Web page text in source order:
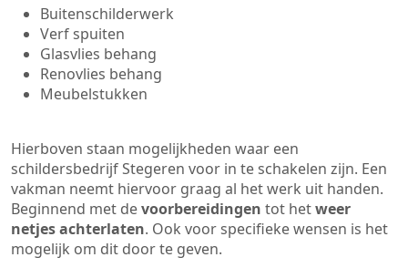
Buitenschilderwerk
Verf spuiten
Glasvlies behang
Renovlies behang
Meubelstukken
Hierboven staan mogelijkheden waar een
schildersbedrijf Stegeren voor in te schakelen zijn. Een
vakman neemt hiervoor graag al het werk uit handen.
Beginnend met devoorbereidingen tot hetweer
netjes achterlaten. Ook voor specifieke wensen is het
mogelijk om dit door te geven.